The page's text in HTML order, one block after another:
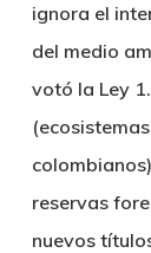
ignora el
del medio
votó la Ley
reservas
nuevos